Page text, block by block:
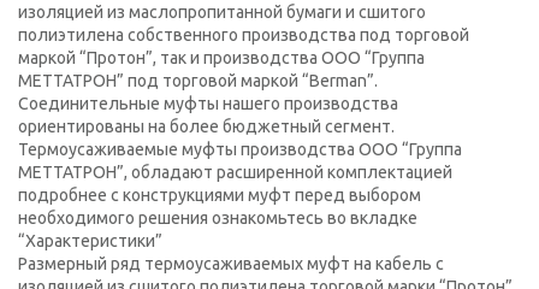
изоляцией из маслопропитанной бумаги и сшитого
полиэтилена собственного производства под торговой
маркой “Протон”, так и производства ООО “Группа
МЕТТАТРОН” под торговой маркой “Berman”.
Соединительные муфты нашего производства
ориентированы на более бюджетный сегмент.
Термоусаживаемые муфты производства ООО “Группа
МЕТТАТРОН”, обладают расширенной комплектацией
подробнее с конструкциями муфт перед выбором
необходимого решения ознакомьтесь во вкладке
“Характеристики”
Размерный ряд термоусаживаемых муфт на кабель с